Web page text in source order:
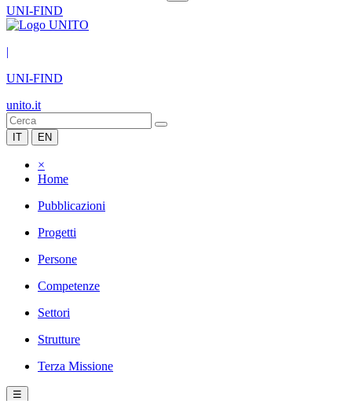
UNI-FIND
|
UNI-FIND
unito.it
IT EN
×
Home
Pubblicazioni
Progetti
Persone
Competenze
Settori
Strutture
Terza Missione
☰